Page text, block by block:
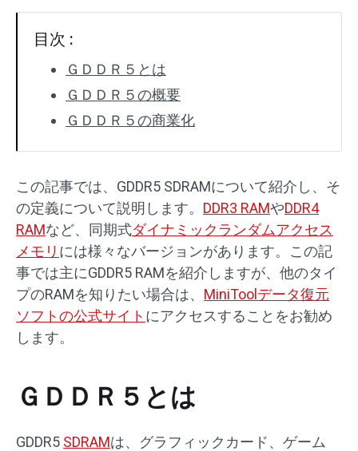
目次 :
ＧＤＤＲ５とは
ＧＤＤＲ５の概要
ＧＤＤＲ５の商業化
この記事では、GDDR5 SDRAMについて紹介し、そ
の定義について説明します。 DDR3 RAMやDDR4
RAMなど、同期式ダイナミックランダムアクセス
メモリ には様々なバージョンがあります。この記
事では主にGDDR5 RAMを紹介しますが、他のタイ
プのRAMを知りたい場合は、 MiniToolデータ復元
ソフトの公式サイト にアクセスすることをお勧め
します。
ＧＤＤＲ５とは
GDDR5 SDRAMは、グラフィックカード、ゲーム